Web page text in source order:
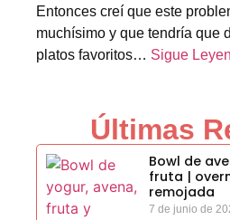
Entonces creí que este
muchísimo y que tendría que
platos favoritos… Sigue
Últimas
Bowl de
fruta |
remojada
7 de junio de